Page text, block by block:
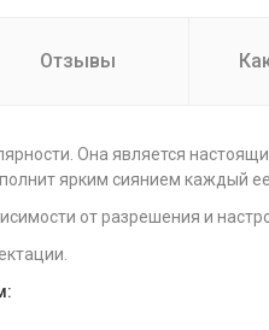
Отзывы
Она является
ярким сиянием каждый ее
от разрешения и